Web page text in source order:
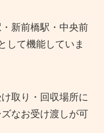
新前橋駅・中央前
して機能していま
取り・回収場所に
なお受け渡しが可